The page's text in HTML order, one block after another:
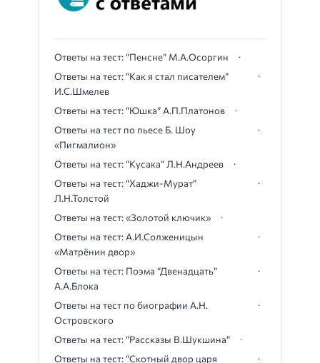
Ответы на тест: “Пенсне” М.А.Осоргин
Ответы на тест: “Как я стал писателем”
И.С.Шмелев
Ответы на тест: “Юшка” А.П.Платонов
Ответы на тест по пьесе Б. Шоу
«Пигмалион»
Ответы на тест: “Кусака” Л.Н.Андреев
Ответы на тест: “Хаджи-Мурат”
Л.Н.Толстой
Ответы на тест: «Золотой ключик»
Ответы на тест: А.И.Солженицын
«Матрёнин двор»
Ответы на тест: Поэма “Двенадцать”
А.А.Блока
Ответы на тест по биографии А.Н.
Островского
Ответы на тест: “Рассказы В.Шукшина”
Ответы на тест: “Скотный двор царя